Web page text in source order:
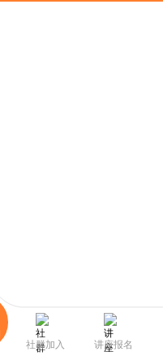
社群加入
讲座报名